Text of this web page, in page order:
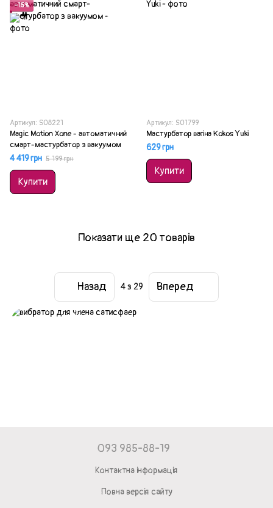
−15%
Артикул: SO8221
Magic Motion Xone - автоматичний
смарт-мастурбатор з вакуумом
4 419 грн 5 199 грн
Купити
Артикул: SO1799
Мастурбатор вагіна Kokos Yuki
629 грн
Купити
Показати ще 20 товарів
Назад 4з 29 Вперед
093 985-88-19
Контактна інформація
Повна версія сайту